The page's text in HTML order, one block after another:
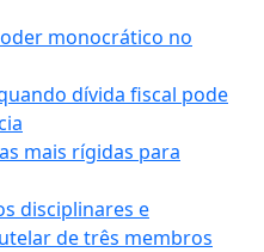
monocrático no
dívida fiscal pode
mais rígidas para
disciplinares e
de três membros